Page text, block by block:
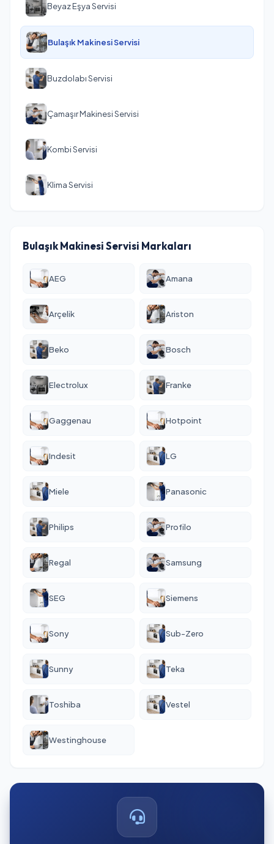
Beyaz Eşya Servisi
Bulaşık Makinesi Servisi
Buzdolabı Servisi
Çamaşır Makinesi Servisi
Kombi Servisi
Klima Servisi
Bulaşık Makinesi Servisi Markaları
AEG Amana
Arçelik Ariston
Beko Bosch
Electrolux Franke
Gaggenau Hotpoint
Indesit LG
Miele Panasonic
Philips Profilo
Regal Samsung
SEG Siemens
Sony Sub-Zero
Sunny Teka
Toshiba Vestel
Westinghouse